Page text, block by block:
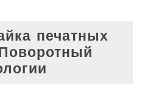
печатных